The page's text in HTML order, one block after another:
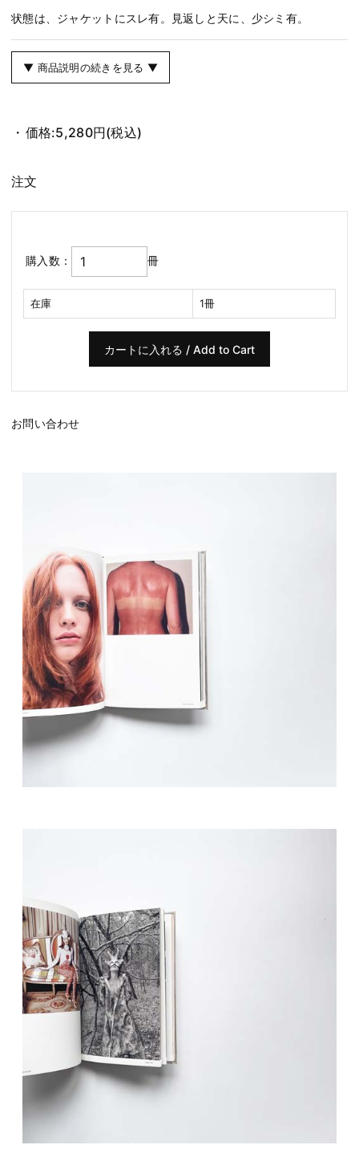
状態は、ジャケットにスレ有。見返しと天に、少シミ有。
▼ 商品説明の続きを見る ▼
価格:5,280円(税込)
注文
購入数： 冊
在庫 1冊
お問い合わせ